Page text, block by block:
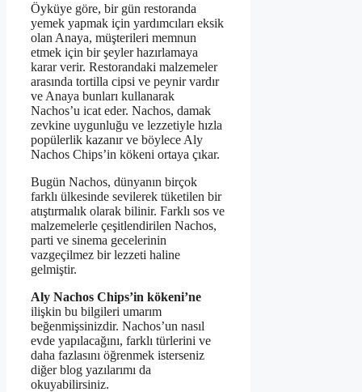
Öyküye göre, bir gün restoranda
yemek yapmak için yardımcıları eksik
olan Anaya, müşterileri memnun
etmek için bir şeyler hazırlamaya
karar verir. Restorandaki malzemeler
arasında tortilla cipsi ve peynir vardır
ve Anaya bunları kullanarak
Nachos’u icat eder. Nachos, damak
zevkine uygunluğu ve lezzetiyle hızla
popülerlik kazanır ve böylece Aly
Nachos Chips’in kökeni ortaya çıkar.
Bugün Nachos, dünyanın birçok
farklı ülkesinde sevilerek tüketilen bir
atıştırmalık olarak bilinir. Farklı sos ve
malzemelerle çeşitlendirilen Nachos,
parti ve sinema gecelerinin
vazgeçilmez bir lezzeti haline
gelmiştir.
Aly Nachos Chips’in kökeni’ne
ilişkin bu bilgileri umarım
beğenmişsinizdir. Nachos’un nasıl
evde yapılacağını, farklı türlerini ve
daha fazlasını öğrenmek isterseniz
diğer blog yazılarımı da
okuyabilirsiniz.